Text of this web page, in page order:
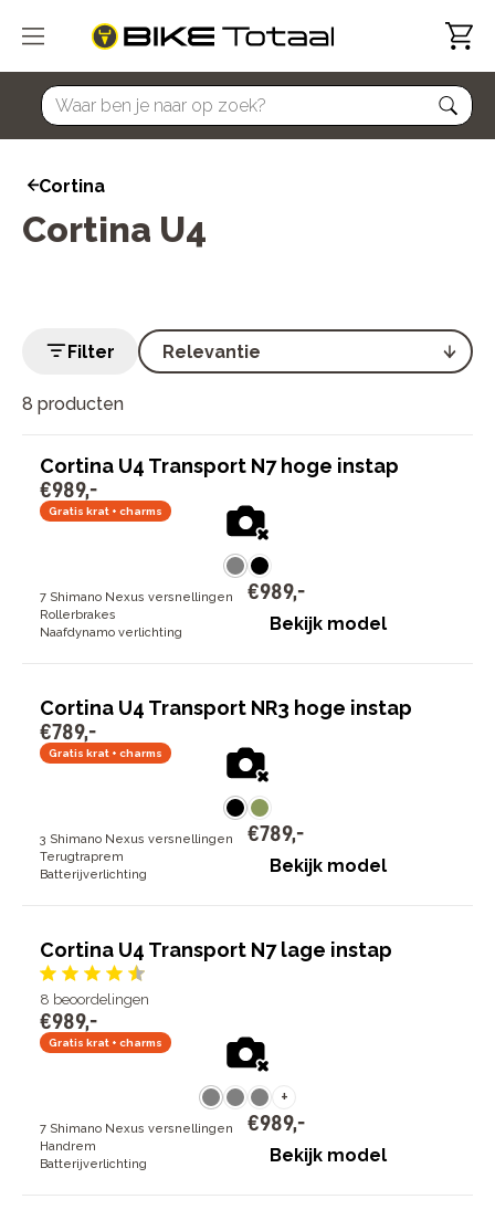
home
Cortina
Cortina U4
8 producten
Filter
Cortina U4 Transport N7 hoge instap
€989,-
Gratis krat + charms
7 Shimano Nexus versnellingen
Rollerbrakes
Naafdynamo verlichting
€989,-
Bekijk model
Cortina U4 Transport NR3 hoge instap
€789,-
Gratis krat + charms
3 Shimano Nexus versnellingen
Terugtraprem
Batterijverlichting
€789,-
Bekijk model
Cortina U4 Transport N7 lage instap
8 beoordelingen
€989,-
Gratis krat + charms
+
7 Shimano Nexus versnellingen
Handrem
Batterijverlichting
€989,-
Bekijk model